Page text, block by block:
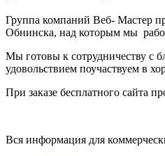
Группа компаний Веб- Мастер
Обнинска, над которым мы
Мы готовы к сотрудничеству с
удовольствием поучаствуем в
При заказе бесплатного сайта
Вся информация для